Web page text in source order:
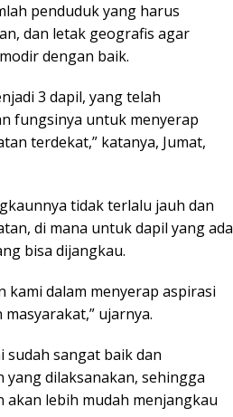
penduduk yang harus
dan letak geografis agar
dengan baik.
3 dapil, yang telah
fungsinya untuk menyerap
terdekat,” katanya, Jumat,
tidak terlalu jauh dan
di mana untuk dapil yang ada
bisa dijangkau.
kami dalam menyerap aspirasi
ujarnya.
sudah sangat baik dan
dilaksanakan, sehingga
lebih mudah menjangkau